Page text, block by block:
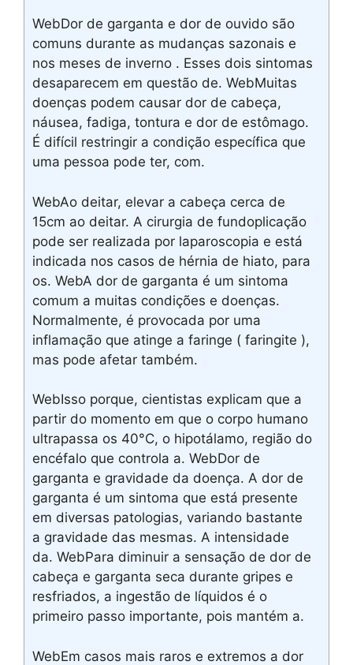
WebDor de garganta e dor de ouvido são
comuns durante as mudanças sazonais e
nos meses de inverno . Esses dois sintomas
desaparecem em questão de. WebMuitas
doenças podem causar dor de cabeça,
náusea, fadiga, tontura e dor de estômago.
É difícil restringir a condição específica que
uma pessoa pode ter, com.
WebAo deitar, elevar a cabeça cerca de
15cm ao deitar. A cirurgia de fundoplicação
pode ser realizada por laparoscopia e está
indicada nos casos de hérnia de hiato, para
os. WebA dor de garganta é um sintoma
comum a muitas condições e doenças.
Normalmente, é provocada por uma
inflamação que atinge a faringe ( faringite ),
mas pode afetar também.
WebIsso porque, cientistas explicam que a
partir do momento em que o corpo humano
ultrapassa os 40°C, o hipotálamo, região do
encéfalo que controla a. WebDor de
garganta e gravidade da doença. A dor de
garganta é um sintoma que está presente
em diversas patologias, variando bastante
a gravidade das mesmas. A intensidade
da. WebPara diminuir a sensação de dor de
cabeça e garganta seca durante gripes e
resfriados, a ingestão de líquidos é o
primeiro passo importante, pois mantém a.
WebEm casos mais raros e extremos a dor